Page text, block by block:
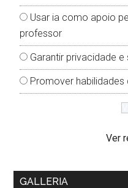
Usar ia como apoio
professor
Garantir privacidade
Promover
Ver
GALLERIA